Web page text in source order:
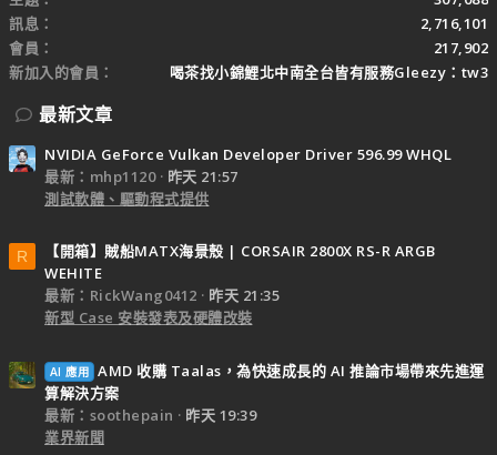
訊息
2,716,101
會員
217,902
新加入的會員
喝茶找小錦鯉北中南全台皆有服務Gleezy：tw3
最新文章
NVIDIA GeForce Vulkan Developer Driver 596.99 WHQL
最新：mhp1120
昨天 21:57
測試軟體、驅動程式提供
R
【開箱】賊船MATX海景殼 | CORSAIR 2800X RS-R ARGB
WEHITE
最新：RickWang0412
昨天 21:35
新型 Case 安裝發表及硬體改裝
AI 應用 AMD 收購 Taalas，為快速成長的 AI 推論市場帶來先進運
算解決方案
最新：soothepain
昨天 19:39
業界新聞